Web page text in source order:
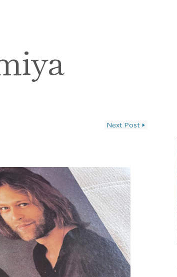
Next Post ▶